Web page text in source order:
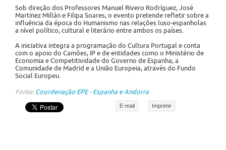
Sob direção dos Professores Manuel Rivero Rodríguez, José
Martinez Millán e Filipa Soares, o evento pretende refletir sobre a
influência da época do Humanismo nas relações luso-espanholas
a nível político, cultural e literário entre ambos os países.
A iniciativa integra a programação do Cultura Portugal e conta
com o apoio do Camões, IP e de entidades como o Ministério de
Economia e Competitividade do Governo de Espanha, a
Comunidade de Madrid e a União Europeia, através do Fundo
Social Europeu.
Fonte: Coordenação EPE - Espanha e Andorra
E-mail Imprimir